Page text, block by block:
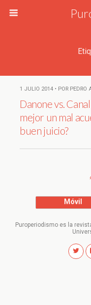
1 JULIO 2014 • POR PEDRO
Danone vs.
mejor un mal
buen juicio?
Móvil
Puroperiodismo es la